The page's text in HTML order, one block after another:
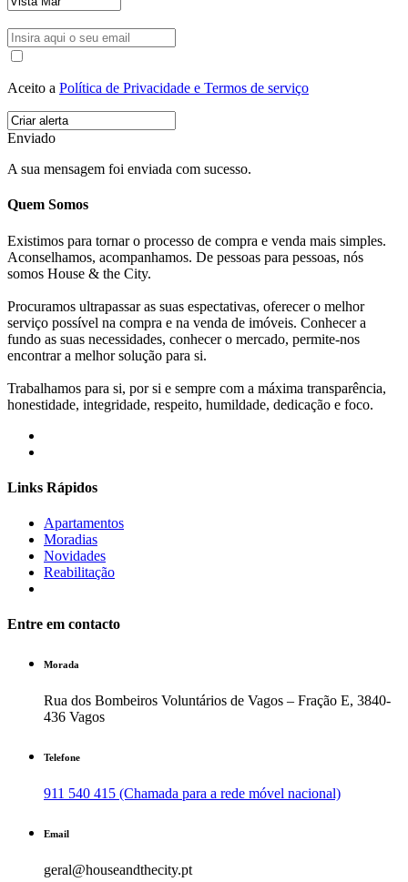
Aceito a Política de Privacidade e Termos de serviço
Enviado
A sua mensagem foi enviada com sucesso.
Quem Somos
Existimos para tornar o processo de compra e venda mais simples.
Aconselhamos, acompanhamos. De pessoas para pessoas, nós
somos House & the City.
Procuramos ultrapassar as suas espectativas, oferecer o melhor
serviço possível na compra e na venda de imóveis. Conhecer a
fundo as suas necessidades, conhecer o mercado, permite-nos
encontrar a melhor solução para si.
Trabalhamos para si, por si e sempre com a máxima transparência,
honestidade, integridade, respeito, humildade, dedicação e foco.
Links Rápidos
Apartamentos
Moradias
Novidades
Reabilitação
Entre em contacto
Morada
Rua dos Bombeiros Voluntários de Vagos – Fração E, 3840-
436 Vagos
Telefone
911 540 415 (Chamada para a rede móvel nacional)
Email
geral@houseandthecity.pt